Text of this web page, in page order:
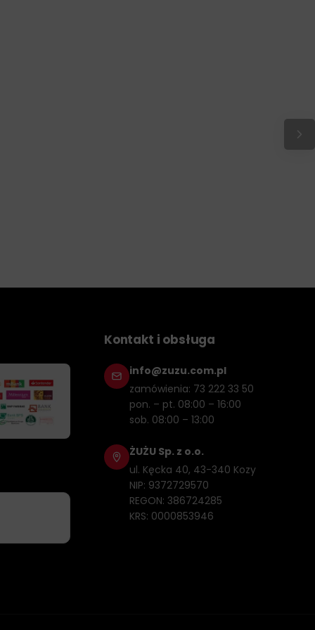
Kontakt i obsługa
info@zuzu.com.pl
zamówienia: 73 222 33 50
pon. – pt. 08:00 – 16:00
sob. 08:00 – 13:00
ŻUŻU Sp. z o.o.
ul. Kęcka 40, 43-340 Kozy
NIP: 9372729570
REGON: 386724285
KRS: 0000853946